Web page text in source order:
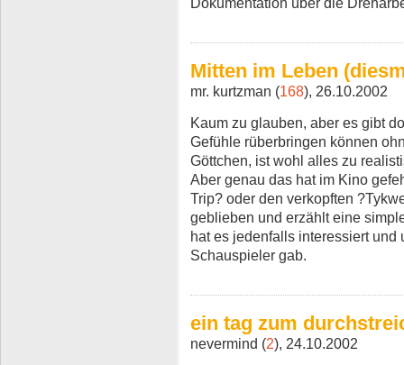
Mitten im Leben
mr. kurtzman (168), 26.10.2002
Kaum zu glauben, aber es gibt
Gefühle rüberbringen können
Göttchen, ist wohl alles zu
Aber genau das hat im Kino
Trip? oder den verkopften
geblieben und erzählt eine
hat es jedenfalls interessiert
Schauspieler gab.
ein tag zum
nevermind (2), 24.10.2002